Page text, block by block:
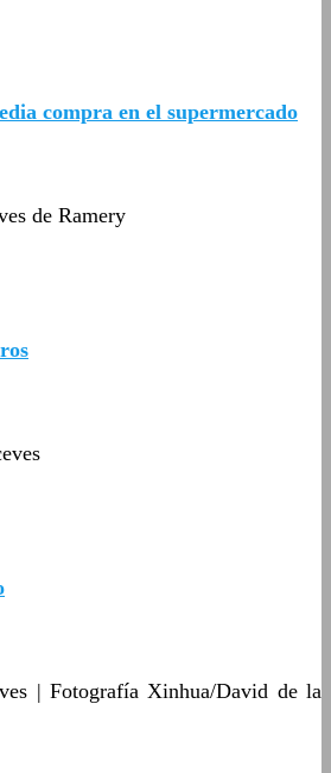
compra en el supermercado
de Ramery
| Fotografía Xinhua/David de la